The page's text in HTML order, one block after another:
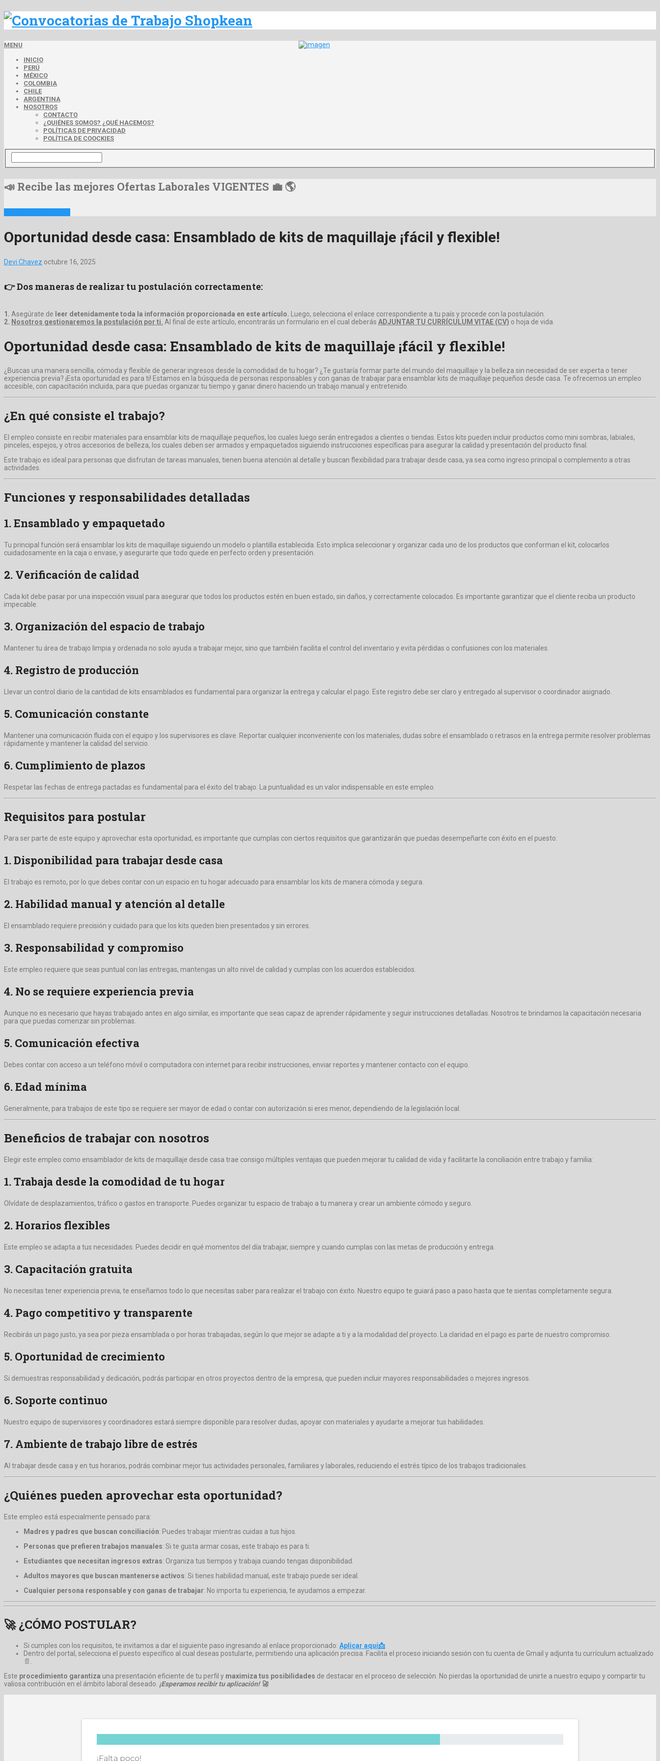
MENU
INICIO
PERÚ
MÉXICO
COLOMBIA
CHILE
ARGENTINA
NOSOTROS
CONTACTO
¿QUIÉNES SOMOS? ¿QUÉ HACEMOS?
POLÍTICAS DE PRIVACIDAD
POLÍTICA DE COOCKIES
📣 Recibe las mejores Ofertas Laborales VIGENTES 💼 🌎
Oportunidad desde casa: Ensamblado de kits de maquillaje ¡fácil y flexible!
Devi Chavez octubre 16, 2025
👉 Dos maneras de realizar tu postulación correctamente:
1. Asegúrate de leer detenidamente toda la información proporcionada en este artículo. Luego, selecciona el enlace correspondiente a tu país y procede con la postulación.
2. Nosotros gestionaremos la postulación por ti. Al final de este artículo, encontrarás un formulario en el cual deberás ADJUNTAR TU CURRÍCULUM VITAE (CV) o hoja de vida.
Oportunidad desde casa: Ensamblado de kits de maquillaje ¡fácil y flexible!
¿Buscas una manera sencilla, cómoda y flexible de generar ingresos desde la comodidad de tu hogar? ¿Te gustaría formar parte del mundo del maquillaje y la belleza sin necesidad de ser experta o tener
experiencia previa? ¡Esta oportunidad es para ti! Estamos en la búsqueda de personas responsables y con ganas de trabajar para ensamblar kits de maquillaje pequeños desde casa. Te ofrecemos un empleo
accesible, con capacitación incluida, para que puedas organizar tu tiempo y ganar dinero haciendo un trabajo manual y entretenido.
¿En qué consiste el trabajo?
El empleo consiste en recibir materiales para ensamblar kits de maquillaje pequeños, los cuales luego serán entregados a clientes o tiendas. Estos kits pueden incluir productos como mini sombras, labiales,
pinceles, espejos, y otros accesorios de belleza, los cuales deben ser armados y empaquetados siguiendo instrucciones específicas para asegurar la calidad y presentación del producto final.
Este trabajo es ideal para personas que disfrutan de tareas manuales, tienen buena atención al detalle y buscan flexibilidad para trabajar desde casa, ya sea como ingreso principal o complemento a otras
actividades.
Funciones y responsabilidades detalladas
1. Ensamblado y empaquetado
Tu principal función será ensamblar los kits de maquillaje siguiendo un modelo o plantilla establecida. Esto implica seleccionar y organizar cada uno de los productos que conforman el kit, colocarlos
cuidadosamente en la caja o envase, y asegurarte que todo quede en perfecto orden y presentación.
2. Verificación de calidad
Cada kit debe pasar por una inspección visual para asegurar que todos los productos estén en buen estado, sin daños, y correctamente colocados. Es importante garantizar que el cliente reciba un producto
impecable.
3. Organización del espacio de trabajo
Mantener tu área de trabajo limpia y ordenada no solo ayuda a trabajar mejor, sino que también facilita el control del inventario y evita pérdidas o confusiones con los materiales.
4. Registro de producción
Llevar un control diario de la cantidad de kits ensamblados es fundamental para organizar la entrega y calcular el pago. Este registro debe ser claro y entregado al supervisor o coordinador asignado.
5. Comunicación constante
Mantener una comunicación fluida con el equipo y los supervisores es clave. Reportar cualquier inconveniente con los materiales, dudas sobre el ensamblado o retrasos en la entrega permite resolver problemas
rápidamente y mantener la calidad del servicio.
6. Cumplimiento de plazos
Respetar las fechas de entrega pactadas es fundamental para el éxito del trabajo. La puntualidad es un valor indispensable en este empleo.
Requisitos para postular
Para ser parte de este equipo y aprovechar esta oportunidad, es importante que cumplas con ciertos requisitos que garantizarán que puedas desempeñarte con éxito en el puesto:
1. Disponibilidad para trabajar desde casa
El trabajo es remoto, por lo que debes contar con un espacio en tu hogar adecuado para ensamblar los kits de manera cómoda y segura.
2. Habilidad manual y atención al detalle
El ensamblado requiere precisión y cuidado para que los kits queden bien presentados y sin errores.
3. Responsabilidad y compromiso
Este empleo requiere que seas puntual con las entregas, mantengas un alto nivel de calidad y cumplas con los acuerdos establecidos.
4. No se requiere experiencia previa
Aunque no es necesario que hayas trabajado antes en algo similar, es importante que seas capaz de aprender rápidamente y seguir instrucciones detalladas. Nosotros te brindamos la capacitación necesaria
para que puedas comenzar sin problemas.
5. Comunicación efectiva
Debes contar con acceso a un teléfono móvil o computadora con internet para recibir instrucciones, enviar reportes y mantener contacto con el equipo.
6. Edad mínima
Generalmente, para trabajos de este tipo se requiere ser mayor de edad o contar con autorización si eres menor, dependiendo de la legislación local.
Beneficios de trabajar con nosotros
Elegir este empleo como ensamblador de kits de maquillaje desde casa trae consigo múltiples ventajas que pueden mejorar tu calidad de vida y facilitarte la conciliación entre trabajo y familia:
1. Trabaja desde la comodidad de tu hogar
Olvídate de desplazamientos, tráfico o gastos en transporte. Puedes organizar tu espacio de trabajo a tu manera y crear un ambiente cómodo y seguro.
2. Horarios flexibles
Este empleo se adapta a tus necesidades. Puedes decidir en qué momentos del día trabajar, siempre y cuando cumplas con las metas de producción y entrega.
3. Capacitación gratuita
No necesitas tener experiencia previa, te enseñamos todo lo que necesitas saber para realizar el trabajo con éxito. Nuestro equipo te guiará paso a paso hasta que te sientas completamente segura.
4. Pago competitivo y transparente
Recibirás un pago justo, ya sea por pieza ensamblada o por horas trabajadas, según lo que mejor se adapte a ti y a la modalidad del proyecto. La claridad en el pago es parte de nuestro compromiso.
5. Oportunidad de crecimiento
Si demuestras responsabilidad y dedicación, podrás participar en otros proyectos dentro de la empresa, que pueden incluir mayores responsabilidades o mejores ingresos.
6. Soporte continuo
Nuestro equipo de supervisores y coordinadores estará siempre disponible para resolver dudas, apoyar con materiales y ayudarte a mejorar tus habilidades.
7. Ambiente de trabajo libre de estrés
Al trabajar desde casa y en tus horarios, podrás combinar mejor tus actividades personales, familiares y laborales, reduciendo el estrés típico de los trabajos tradicionales.
¿Quiénes pueden aprovechar esta oportunidad?
Este empleo está especialmente pensado para:
Madres y padres que buscan conciliación: Puedes trabajar mientras cuidas a tus hijos.
Personas que prefieren trabajos manuales: Si te gusta armar cosas, este trabajo es para ti.
Estudiantes que necesitan ingresos extras: Organiza tus tiempos y trabaja cuando tengas disponibilidad.
Adultos mayores que buscan mantenerse activos: Si tienes habilidad manual, este trabajo puede ser ideal.
Cualquier persona responsable y con ganas de trabajar: No importa tu experiencia, te ayudamos a empezar.
🚀 ¿CÓMO POSTULAR?
Si cumples con los requisitos, te invitamos a dar el siguiente paso ingresando al enlace proporcionado: Aplicar aquí📩
Dentro del portal, selecciona el puesto específico al cual deseas postularte, permitiendo una aplicación precisa. Facilita el proceso iniciando sesión con tu cuenta de Gmail y adjunta tu currículum actualizado
📄.
Este procedimiento garantiza una presentación eficiente de tu perfil y maximiza tus posibilidades de destacar en el proceso de selección. No pierdas la oportunidad de unirte a nuestro equipo y compartir tu
valiosa contribución en el ámbito laboral deseado. ¡Esperamos recibir tu aplicación! 🚀